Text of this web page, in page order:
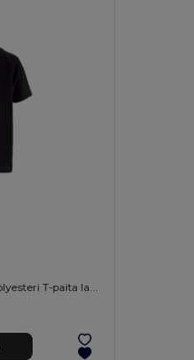
Tekninen lyhythihainen polyesteri T-paita lapsille